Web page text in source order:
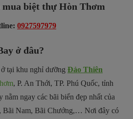
biệt thự Hòn Thơm
: 0927597979
ở đâu?
tại khu nghỉ dưỡng Đảo Thiên
, P. An Thới, TP. Phú Quốc, tỉnh
ngay các bãi biển đẹp nhất của
Bãi Nam, Bãi Chướng,… Nơi đây có